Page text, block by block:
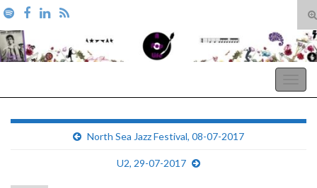
Search for:
North Sea Jazz Festival, 08-07-2017
U2, 29-07-2017